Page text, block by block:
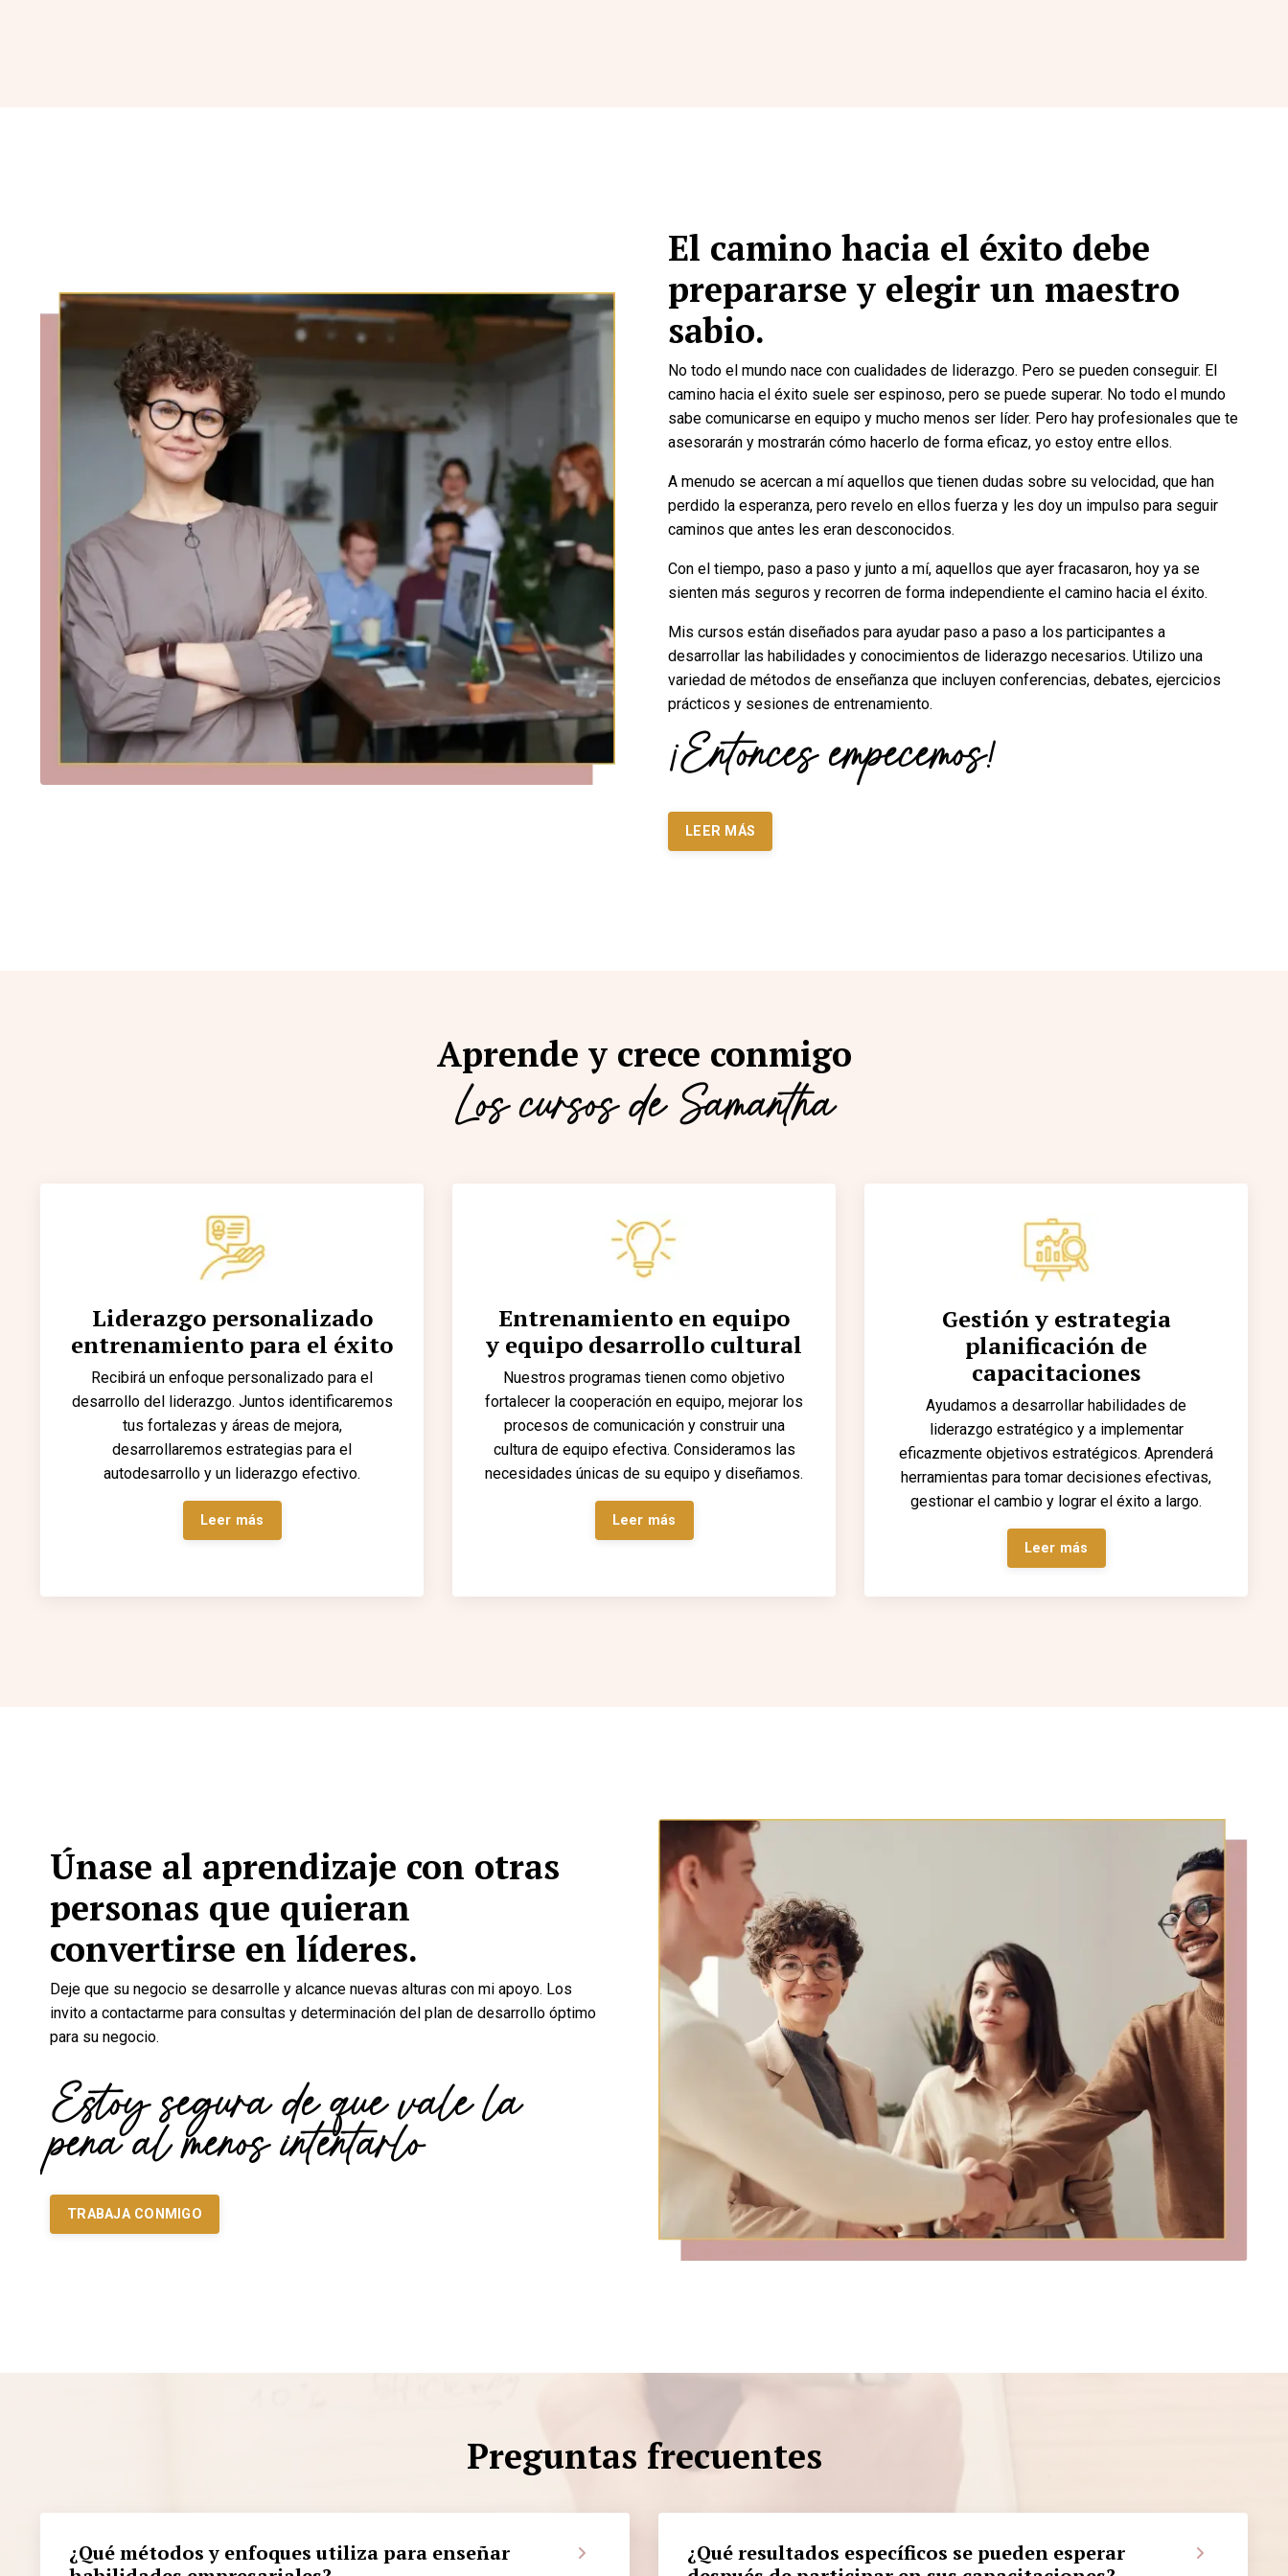
El camino hacia el éxito debe
prepararse y elegir un maestro
sabio.
No todo el mundo nace con cualidades de liderazgo. Pero se pueden conseguir. El
camino hacia el éxito suele ser espinoso, pero se puede superar. No todo el mundo
sabe comunicarse en equipo y mucho menos ser líder. Pero hay profesionales que te
asesorarán y mostrarán cómo hacerlo de forma eficaz, yo estoy entre ellos.
A menudo se acercan a mí aquellos que tienen dudas sobre su velocidad, que han
perdido la esperanza, pero revelo en ellos fuerza y les doy un impulso para seguir
caminos que antes les eran desconocidos.
Con el tiempo, paso a paso y junto a mí, aquellos que ayer fracasaron, hoy ya se
sienten más seguros y recorren de forma independiente el camino hacia el éxito.
Mis cursos están diseñados para ayudar paso a paso a los participantes a
desarrollar las habilidades y conocimientos de liderazgo necesarios. Utilizo una
variedad de métodos de enseñanza que incluyen conferencias, debates, ejercicios
prácticos y sesiones de entrenamiento.
¡Entonces empecemos!
LEER MÁS
Aprende y crece conmigo
Los cursos de Samantha
Liderazgo personalizado
entrenamiento para el éxito
Recibirá un enfoque personalizado para el
desarrollo del liderazgo. Juntos identificaremos
tus fortalezas y áreas de mejora,
desarrollaremos estrategias para el
autodesarrollo y un liderazgo efectivo.
Leer más
Entrenamiento en equipo
y equipo desarrollo cultural
Nuestros programas tienen como objetivo
fortalecer la cooperación en equipo, mejorar los
procesos de comunicación y construir una
cultura de equipo efectiva. Consideramos las
necesidades únicas de su equipo y diseñamos.
Leer más
Gestión y estrategia
planificación de
capacitaciones
Ayudamos a desarrollar habilidades de
liderazgo estratégico y a implementar
eficazmente objetivos estratégicos. Aprenderá
herramientas para tomar decisiones efectivas,
gestionar el cambio y lograr el éxito a largo.
Leer más
Únase al aprendizaje con otras
personas que quieran
convertirse en líderes.
Deje que su negocio se desarrolle y alcance nuevas alturas con mi apoyo. Los
invito a contactarme para consultas y determinación del plan de desarrollo óptimo
para su negocio.
Estoy segura de que vale la
pena al menos intentarlo
TRABAJA CONMIGO
Preguntas frecuentes
¿Qué métodos y enfoques utiliza para enseñar
¿Qué resultados específicos se pueden esperar